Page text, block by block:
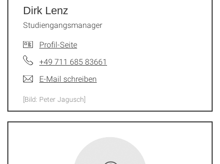
Dirk Lenz
Studiengangsmanager
Profil-Seite
+49 711 685 83661
E-Mail schreiben
[Bild: Peter Jagusch]